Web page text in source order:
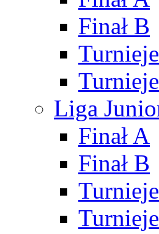
Finał B
Liga
Finał A
Finał B